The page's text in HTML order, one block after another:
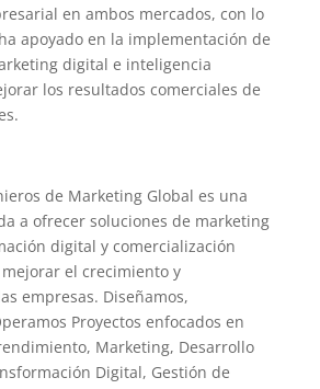
en ambos mercados, con lo
apoyado en la implementación de
digital e inteligencia
los resultados comerciales de
de Marketing Global es una
a ofrecer soluciones de marketing
digital y comercialización
el crecimiento y
empresas. Diseñamos,
Proyectos enfocados en
Marketing, Desarrollo
Digital, Gestión de